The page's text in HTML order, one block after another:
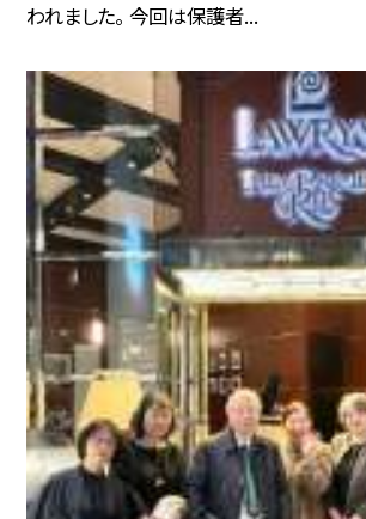
われました。 今回は保護者...